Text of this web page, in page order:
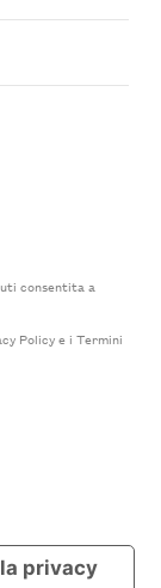
consentita a
Policye i Termini
privacy